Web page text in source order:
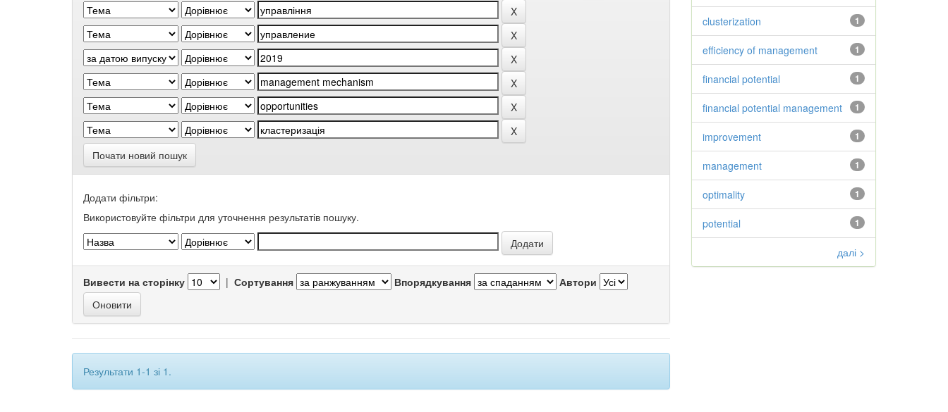
Почати новий пошук
Додати фільтри:
Використовуйте фільтри для уточнення результатів пошуку.
Вивести на сторінку | Сортування Впорядкування Автори
Результати 1-1 зі 1.
1
clusterization
1
efficiency of management
1
financial potential
1
financial potential management
1
improvement
1
management
1
optimality
1
potential
далі >